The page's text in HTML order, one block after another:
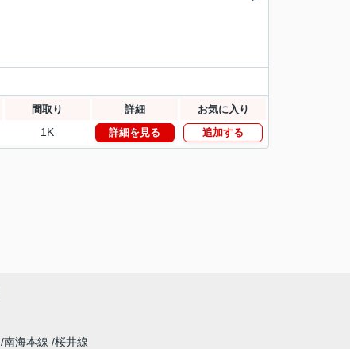
間取り 詳細 お気に入り
1K 詳細を見る 追加する
南海本線 桜井線